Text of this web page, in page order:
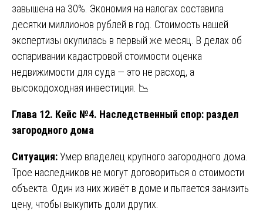
завышена на 30%. Экономия на налогах составила
десятки миллионов рублей в год. Стоимость нашей
экспертизы окупилась в первый же месяц. В делах об
оспаривании кадастровой стоимости оценка
недвижимости для суда — это не расход, а
высокодоходная инвестиция. 📉
Глава 12. Кейс №4. Наследственный спор: раздел
загородного дома
Ситуация:Умер владелец крупного загородного дома.
Трое наследников не могут договориться о стоимости
объекта. Один из них живёт в доме и пытается занизить
цену, чтобы выкупить доли других.